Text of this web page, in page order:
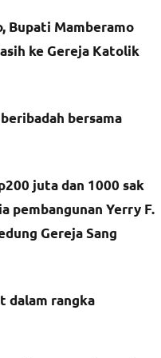
Bupati Mamberamo
ke Gereja Katolik
bersama
juta dan 1000 sak
pembangunan Yerry F.
Gereja Sang
dalam rangka